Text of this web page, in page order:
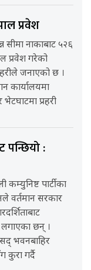
प्रवेश
सीमा नाकाबाट ५२६
प्रवेश गरेको
जनाएको छ ।
कार्यालयमा
प्रहरी
पन्छियो :
कम्युनिष्ट पार्टीका
वर्तमान सरकार
छन् ।
भवनबाहिर
कुरा गर्दै